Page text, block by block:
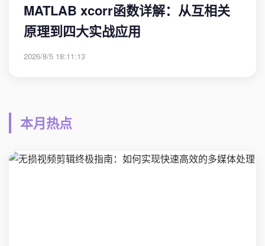
MATLAB xcorr函数详解：从互相关
原理到四大实战应用
2026/8/5 18:11:13
本月热点